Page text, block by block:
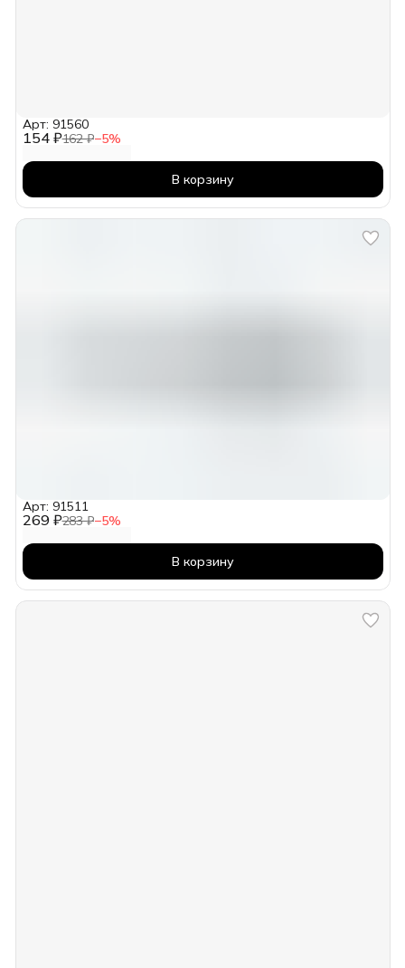
154 ₽162 ₽−5%
Арт: 91560
В корзину
269 ₽283 ₽−5%
Арт: 91511
В корзину